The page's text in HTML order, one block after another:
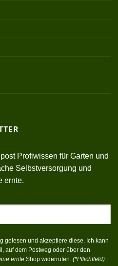
Profiwissen für Garten und
Selbstversorgung und
ernte.
gelesen und akzeptiere diese. Ich kann
auf dem Postweg oder über den
ernte Shop widerrufen. (*Pflichtfeld)